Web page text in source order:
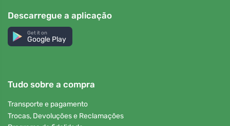
Descarregue a aplicação
Get it on
Google Play
Tudo sobre a compra
Transporte e pagamento
Trocas, Devoluções e Reclamações